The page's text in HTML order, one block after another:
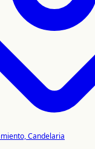
Candelaria